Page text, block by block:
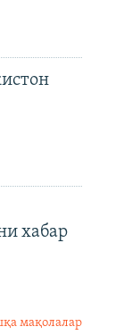
хабар
мақолалар